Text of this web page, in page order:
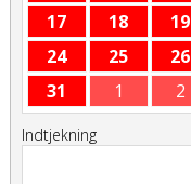
17
18 19
24
25 26
31
1 2
Indtjekning